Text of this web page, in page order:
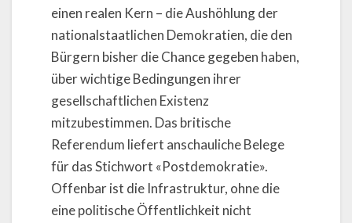
einen realen Kern – die Aushöhlung der
nationalstaatlichen Demokratien, die den
Bürgern bisher die Chance gegeben haben,
über wichtige Bedingungen ihrer
gesellschaftlichen Existenz
mitzubestimmen. Das britische
Referendum liefert anschauliche Belege
für das Stichwort «Postdemokratie».
Offenbar ist die Infrastruktur, ohne die
eine politische Öffentlichkeit nicht